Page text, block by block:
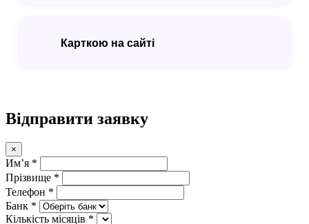
Карткою на сайті
Відправити заявку
×
Имʼя *
Прізвище *
Телефон *
Банк *
Кількість місяців *